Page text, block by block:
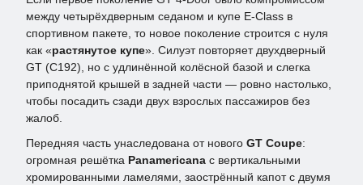
между четырёхдверным седаном и купе E-Class в
спортивном пакете, то новое поколение строится с нуля
как «растянутое купе». Силуэт повторяет двухдверный
GT (C192), но с удлинённой колёсной базой и слегка
приподнятой крышей в задней части — ровно настолько,
чтобы посадить сзади двух взрослых пассажиров без
жалоб.
Передняя часть унаследована от нового GT Coupe:
огромная решётка Panamericana с вертикальными
хромированными ламелями, заострённый капот с двумя